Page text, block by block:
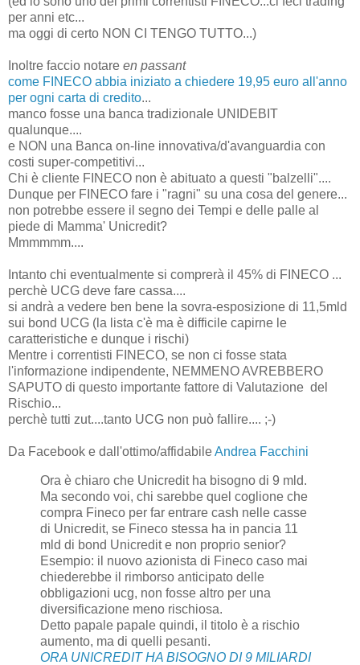
per anni etc...
ma oggi di certo NON CI TENGO TUTTO...)
Inoltre faccio notare en passant
come FINECO abbia iniziato a chiedere 19,95 euro all'anno
per ogni carta di credito...
manco fosse una banca tradizionale UNIDEBIT
qualunque....
e NON una Banca on-line innovativa/d'avanguardia con
costi super-competitivi...
Chi è cliente FINECO non è abituato a questi "balzelli"....
Dunque per FINECO fare i "ragni" su una cosa del genere...
non potrebbe essere il segno dei Tempi e delle palle al
piede di Mamma' Unicredit?
Mmmmmm....
Intanto chi eventualmente si comprerà il 45% di FINECO ...
perchè UCG deve fare cassa....
si andrà a vedere ben bene la sovra-esposizione di 11,5mld
sui bond UCG (la lista c'è ma è difficile capirne le
caratteristiche e dunque i rischi)
Mentre i correntisti FINECO, se non ci fosse stata
l'informazione indipendente, NEMMENO AVREBBERO
SAPUTO di questo importante fattore di Valutazione del
Rischio...
perchè tutti zut....tanto UCG non può fallire.... ;-)
Da Facebook e dall'ottimo/affidabileAndrea Facchini
Ora è chiaro che Unicredit ha bisogno di 9 mld.
Ma secondo voi, chi sarebbe quel coglione che
compra Fineco per far entrare cash nelle casse
di Unicredit, se Fineco stessa ha in pancia 11
mld di bond Unicredit e non proprio senior?
Esempio: il nuovo azionista di Fineco caso mai
chiederebbe il rimborso anticipato delle
obbligazioni ucg, non fosse altro per una
diversificazione meno rischiosa.
Detto papale papale quindi, il titolo è a rischio
aumento, ma di quelli pesanti.
ORA UNICREDIT HA BISOGNO DI 9 MILIARDI